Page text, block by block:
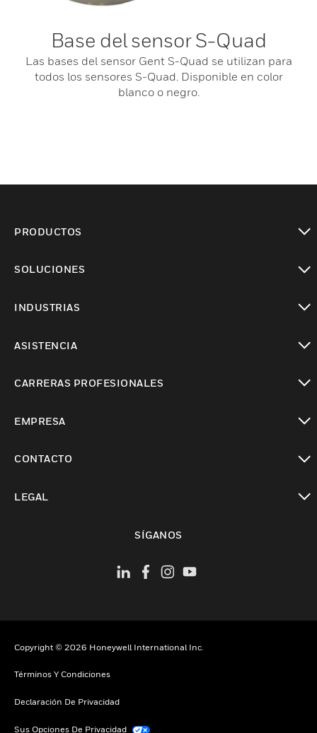
Base del sensor S-Quad
Las bases del sensor Gent S-Quad se utilizan para
todos los sensores S-Quad. Disponible en color
blanco o negro.
PRODUCTOS
SOLUCIONES
INDUSTRIAS
ASISTENCIA
CARRERAS PROFESIONALES
EMPRESA
CONTACTO
LEGAL
SÍGANOS
Copyright © 2026 Honeywell International Inc.
Términos Y Condiciones
Declaración De Privacidad
Sus Opciones De Privacidad